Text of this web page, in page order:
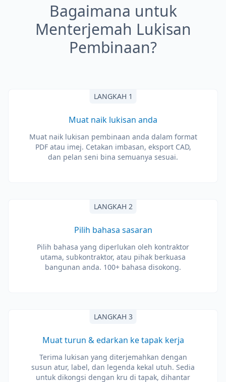
Bagaimana untuk
Menterjemah Lukisan
Pembinaan?
LANGKAH 1
Muat naik lukisan anda
Muat naik lukisan pembinaan anda dalam format
PDF atau imej. Cetakan imbasan, eksport CAD,
dan pelan seni bina semuanya sesuai.
LANGKAH 2
Pilih bahasa sasaran
Pilih bahasa yang diperlukan oleh kontraktor
utama, subkontraktor, atau pihak berkuasa
bangunan anda. 100+ bahasa disokong.
LANGKAH 3
Muat turun & edarkan ke tapak kerja
Terima lukisan yang diterjemahkan dengan
susun atur, label, dan legenda kekal utuh. Sedia
untuk dikongsi dengan kru di tapak, dihantar